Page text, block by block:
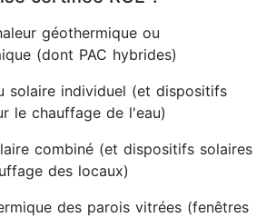
géothermique ou
(dont PAC hybrides)
solaire individuel (et dispositifs
le chauffage de l'eau)
combiné (et dispositifs solaires
des locaux)
des parois vitrées (fenêtres